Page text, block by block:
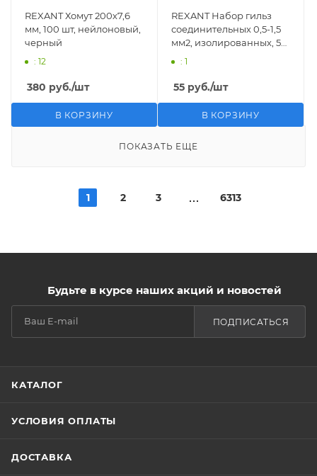
REXANT Хомут 200х7,6
мм, 100 шт, нейлоновый,
черный
: 12
380 руб./шт
В КОРЗИНУ
REXANT Набор гильз
соединительных 0,5-1,5
мм2, изолированных, 5
: 1
55 руб./шт
В КОРЗИНУ
ПОКАЗАТЬ ЕЩЕ
1 2 3 6313
Будьте в курсе наших акций и новостей
ПОДПИСАТЬСЯ
КАТАЛОГ
УСЛОВИЯ ОПЛАТЫ
ДОСТАВКА